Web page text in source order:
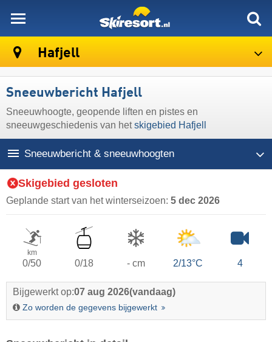
Hafjell
Sneeuwbericht Hafjell
Sneeuwhoogte, geopende liften en pistes en
sneeuwgeschiedenis van hetskigebied Hafjell
Sneeuwbericht & sneeuwhoogten
Skigebied gesloten
Geplande start van het winterseizoen: 5 dec 2026
km
0/50 0/18 - cm 2/13°C 4
Bijgewerkt op:07 aug 2026(vandaag)
Zo worden de gegevens bijgewerkt